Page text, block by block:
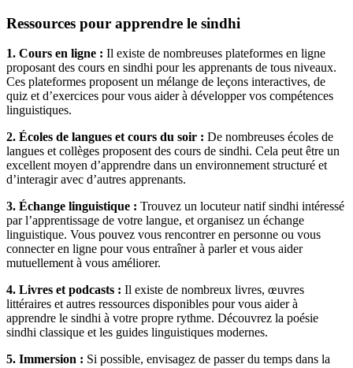
Ressources pour apprendre le sindhi
1. Cours en ligne : Il existe de nombreuses plateformes en ligne
proposant des cours en sindhi pour les apprenants de tous niveaux.
Ces plateformes proposent un mélange de leçons interactives, de
quiz et d’exercices pour vous aider à développer vos compétences
linguistiques.
2. Écoles de langues et cours du soir : De nombreuses écoles de
langues et collèges proposent des cours de sindhi. Cela peut être un
excellent moyen d’apprendre dans un environnement structuré et
d’interagir avec d’autres apprenants.
3. Échange linguistique : Trouvez un locuteur natif sindhi intéressé
par l’apprentissage de votre langue, et organisez un échange
linguistique. Vous pouvez vous rencontrer en personne ou vous
connecter en ligne pour vous entraîner à parler et vous aider
mutuellement à vous améliorer.
4. Livres et podcasts : Il existe de nombreux livres, œuvres
littéraires et autres ressources disponibles pour vous aider à
apprendre le sindhi à votre propre rythme. Découvrez la poésie
sindhi classique et les guides linguistiques modernes.
5. Immersion : Si possible, envisagez de passer du temps dans la